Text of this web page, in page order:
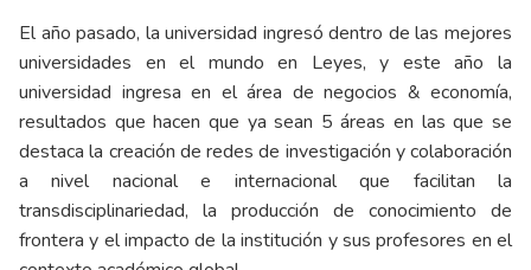
El año pasado, la universidad ingresó dentro de las mejores
universidades en el mundo en Leyes, y este año la
universidad ingresa en el área de negocios & economía,
resultados que hacen que ya sean 5 áreas en las que se
destaca la creación de redes de investigación y colaboración
a nivel nacional e internacional que facilitan la
transdisciplinariedad, la producción de conocimiento de
frontera y el impacto de la institución y sus profesores en el